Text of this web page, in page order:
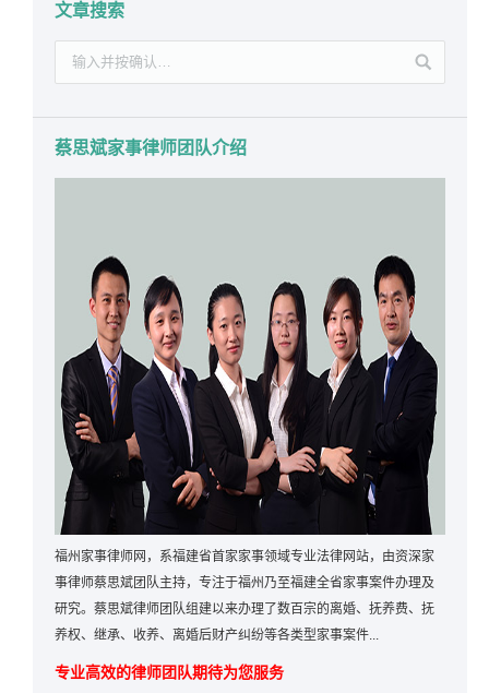
文章搜索
蔡思斌家事律师团队介绍
福州家事律师网，系福建省首家家事领域专业法律网站，由资深家
事律师蔡思斌团队主持，专注于福州乃至福建全省家事案件办理及
研究。蔡思斌律师团队组建以来办理了数百宗的离婚、抚养费、抚
养权、继承、收养、离婚后财产纠纷等各类型家事案件...
专业高效的律师团队期待为您服务